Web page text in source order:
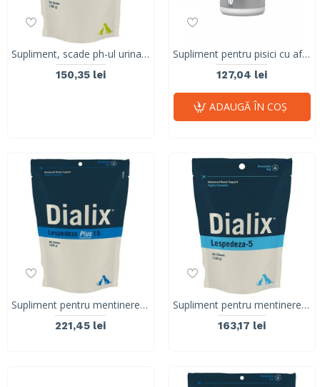
Supliment, scade ph-ul urinar, DIALIX®UT-15, Vetnova
150,35 lei
Supliment pentru pisici cu afectiuni sau infectii acute ale tractului urinar, Urinovet CAT Twist Off, Vet Expert, 45 capsule
127,04 lei
ADAUGĂ ÎN COŞ
Supliment pentru mentinerea nivelurilor optime de fosfor si a funcției renale, DIALIX Lespedeza Plus 15, VetNova, 60 comprimate
221,45 lei
Supliment pentru mentinerea nivelurilor optime de fosfor si a funcției renale, DIALIX Lespedeza 5, VetNova, 60 comprimate
163,17 lei